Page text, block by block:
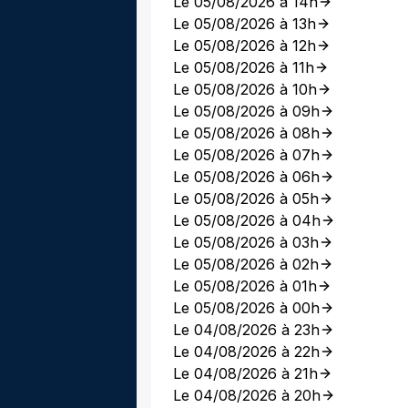
Le 05/08/2026 à 13h
Le 05/08/2026 à 12h
Le 05/08/2026 à 11h
Le 05/08/2026 à 10h
Le 05/08/2026 à 09h
Le 05/08/2026 à 08h
Le 05/08/2026 à 07h
Le 05/08/2026 à 06h
Le 05/08/2026 à 05h
Le 05/08/2026 à 04h
Le 05/08/2026 à 03h
Le 05/08/2026 à 02h
Le 05/08/2026 à 01h
Le 05/08/2026 à 00h
Le 04/08/2026 à 23h
Le 04/08/2026 à 22h
Le 04/08/2026 à 21h
Le 04/08/2026 à 20h